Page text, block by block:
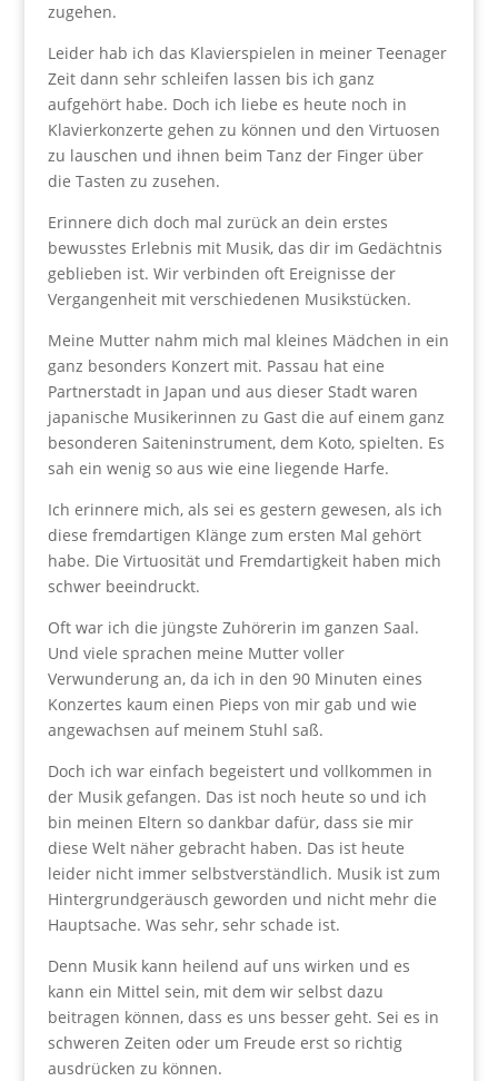
zugehen.
Leider hab ich das Klavierspielen in meiner Teenager
Zeit dann sehr schleifen lassen bis ich ganz
aufgehört habe. Doch ich liebe es heute noch in
Klavierkonzerte gehen zu können und den Virtuosen
zu lauschen und ihnen beim Tanz der Finger über
die Tasten zu zusehen.
Erinnere dich doch mal zurück an dein erstes
bewusstes Erlebnis mit Musik, das dir im Gedächtnis
geblieben ist. Wir verbinden oft Ereignisse der
Vergangenheit mit verschiedenen Musikstücken.
Meine Mutter nahm mich mal kleines Mädchen in ein
ganz besonders Konzert mit. Passau hat eine
Partnerstadt in Japan und aus dieser Stadt waren
japanische Musikerinnen zu Gast die auf einem ganz
besonderen Saiteninstrument, dem Koto, spielten. Es
sah ein wenig so aus wie eine liegende Harfe.
Ich erinnere mich, als sei es gestern gewesen, als ich
diese fremdartigen Klänge zum ersten Mal gehört
habe. Die Virtuosität und Fremdartigkeit haben mich
schwer beeindruckt.
Oft war ich die jüngste Zuhörerin im ganzen Saal.
Und viele sprachen meine Mutter voller
Verwunderung an, da ich in den 90 Minuten eines
Konzertes kaum einen Pieps von mir gab und wie
angewachsen auf meinem Stuhl saß.
Doch ich war einfach begeistert und vollkommen in
der Musik gefangen. Das ist noch heute so und ich
bin meinen Eltern so dankbar dafür, dass sie mir
diese Welt näher gebracht haben. Das ist heute
leider nicht immer selbstverständlich. Musik ist zum
Hintergrundgeräusch geworden und nicht mehr die
Hauptsache. Was sehr, sehr schade ist.
Denn Musik kann heilend auf uns wirken und es
kann ein Mittel sein, mit dem wir selbst dazu
beitragen können, dass es uns besser geht. Sei es in
schweren Zeiten oder um Freude erst so richtig
ausdrücken zu können.